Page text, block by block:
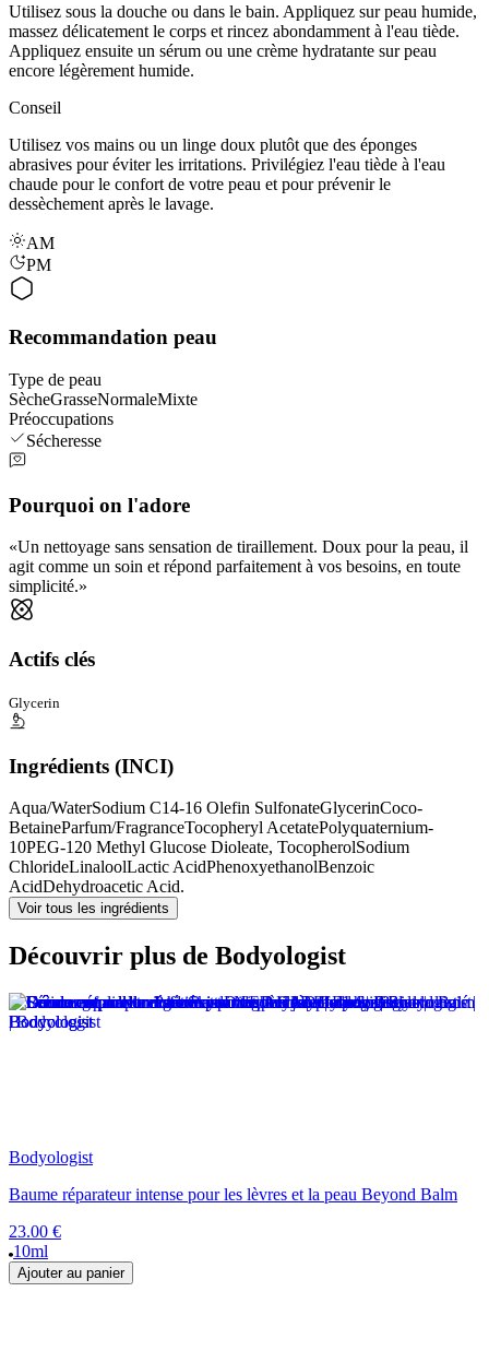
Utilisez sous la douche ou dans le bain. Appliquez sur peau humide,
massez délicatement le corps et rincez abondamment à l'eau tiède.
Appliquez ensuite un sérum ou une crème hydratante sur peau
encore légèrement humide.
Conseil
Utilisez vos mains ou un linge doux plutôt que des éponges
abrasives pour éviter les irritations. Privilégiez l'eau tiède à l'eau
chaude pour le confort de votre peau et pour prévenir le
dessèchement après le lavage.
AM
PM
Recommandation peau
Type de peau
SècheGrasseNormaleMixte
Préoccupations
Sécheresse
Pourquoi on l'adore
Un nettoyage sans sensation de tiraillement. Doux pour la peau, il
agit comme un soin et répond parfaitement à vos besoins, en toute
simplicité.
Actifs clés
Glycerin
Ingrédients (INCI)
Aqua/WaterSodium C14-16 Olefin SulfonateGlycerinCoco-
BetaineParfum/FragranceTocopheryl AcetatePolyquaternium-
10PEG-120 Methyl Glucose Dioleate, TocopherolSodium
ChlorideLinaloolLactic AcidPhenoxyethanolBenzoic
AcidDehydroacetic Acid.
Voir tous les ingrédients
Découvrir plus de Bodyologist
Bodyologist
Baume réparateur intense pour les lèvres et la peau Beyond Balm
23.00 €
10ml
Ajouter au panier